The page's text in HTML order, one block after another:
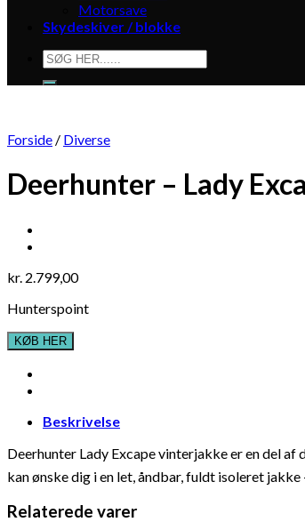
Motorsave
Skydeskiver / blokke
Søg
efter:
Forside / Diverse
Deerhunter – Lady
kr. 2.799,00
Hunterspoint
KØB HER
Beskrivelse
Deerhunter Lady Excape vinterjakke er en del
kan ønske dig i en let, åndbar, fuldt isoleret jakke
Relaterede varer